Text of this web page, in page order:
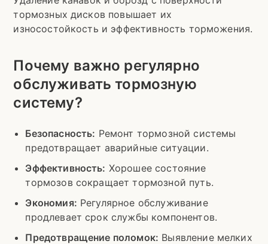
тормозных дисков повышает их
износостойкость и эффективность торможения.
Почему важно регулярно
обслуживать тормозную
систему?
Безопасность: Ремонт тормозной системы
предотвращает аварийные ситуации.
Эффективность: Хорошее состояние
тормозов сокращает тормозной путь.
Экономия: Регулярное обслуживание
продлевает срок службы компонентов.
Предотвращение поломок: Выявление мелких